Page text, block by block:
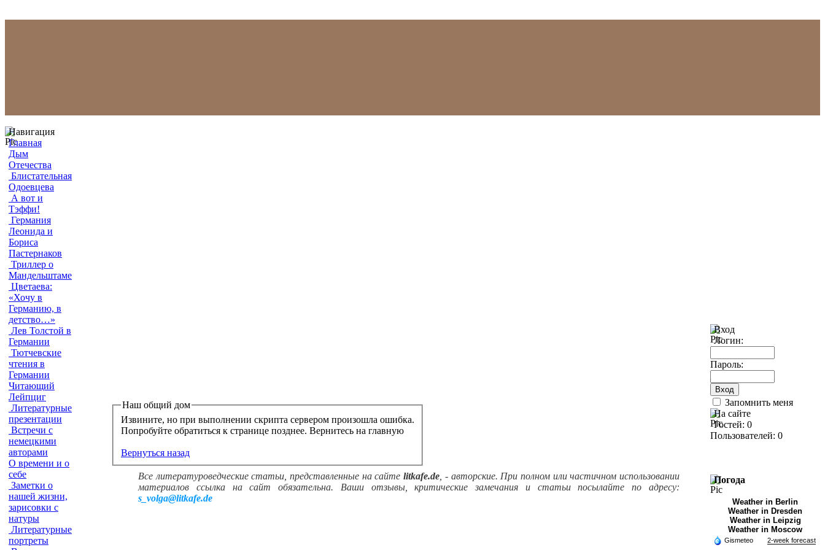
Навигация
Главная
Дым
Отечества
Блистательная
Одоевцева
А вот и
Тэффи!
Германия
Леонида и
Бориса
Пастернаков
Триллер о
Мандельштаме
Цветаева:
«Хочу в
Германию, в
детство…»
Лев Толстой в
Германии
Тютчевские
чтения в
Германии
Читающий
Лейпциг
Литературные
презентации
Встречи с
немецкими
авторами
О времени и о
себе
Заметки о
нашей жизни,
зарисовки с
натуры
Литературные
портреты
Наш общий дом
Извините, но при выполнении скрипта сервером произошла ошибка.
Попробуйте обратиться к странице позднее. Вернитесь на главную
Вернуться назад
Все литературоведческие статьи, представленные на сайтеlitkafe.de , - авторские. При полном или частичном использовании
материалов ссылка на сайт обязательна. Ваши отзывы, критические замечания и статьи посылайте по адресу:
s_volga@litkafe.de
Вход
Логин:
Пароль:
Запомнить меня
На сайте
Гостей: 0
Пользователей: 0
Погода
Weather in Berlin
Weather in Dresden
Weather in Leipzig
Weather in Moscow
Gismeteo 2-week forecast